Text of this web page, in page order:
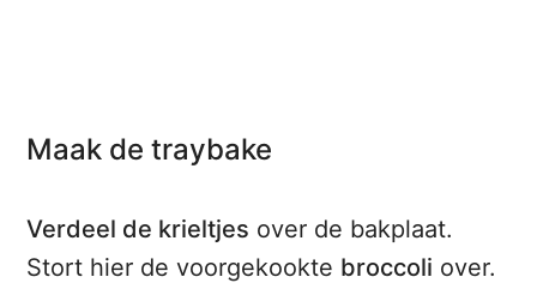
Maak de traybake
Verdeel de krieltjes over de bakplaat.
Stort hier de voorgekookte broccoli over.